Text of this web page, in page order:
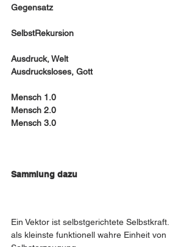
Gegensatz
SelbstRekursion
Ausdruck, Welt
Ausdrucksloses, Gott
Mensch 1.0
Mensch 2.0
Mensch 3.0
Sammlung dazu
Ein Vektor ist selbstgerichtete Selbstkraft.
als kleinste funktionell wahre Einheit von